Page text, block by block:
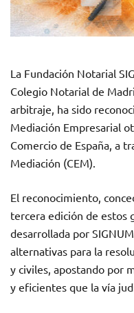
La Fundación Notarial
Colegio Notarial de
arbitraje, ha sido
Mediación Empresarial
Comercio de España, a
Mediación (CEM).
El reconocimiento,
tercera edición de estos
desarrollada por
alternativas para la
y civiles, apostando por
y eficientes que la vía